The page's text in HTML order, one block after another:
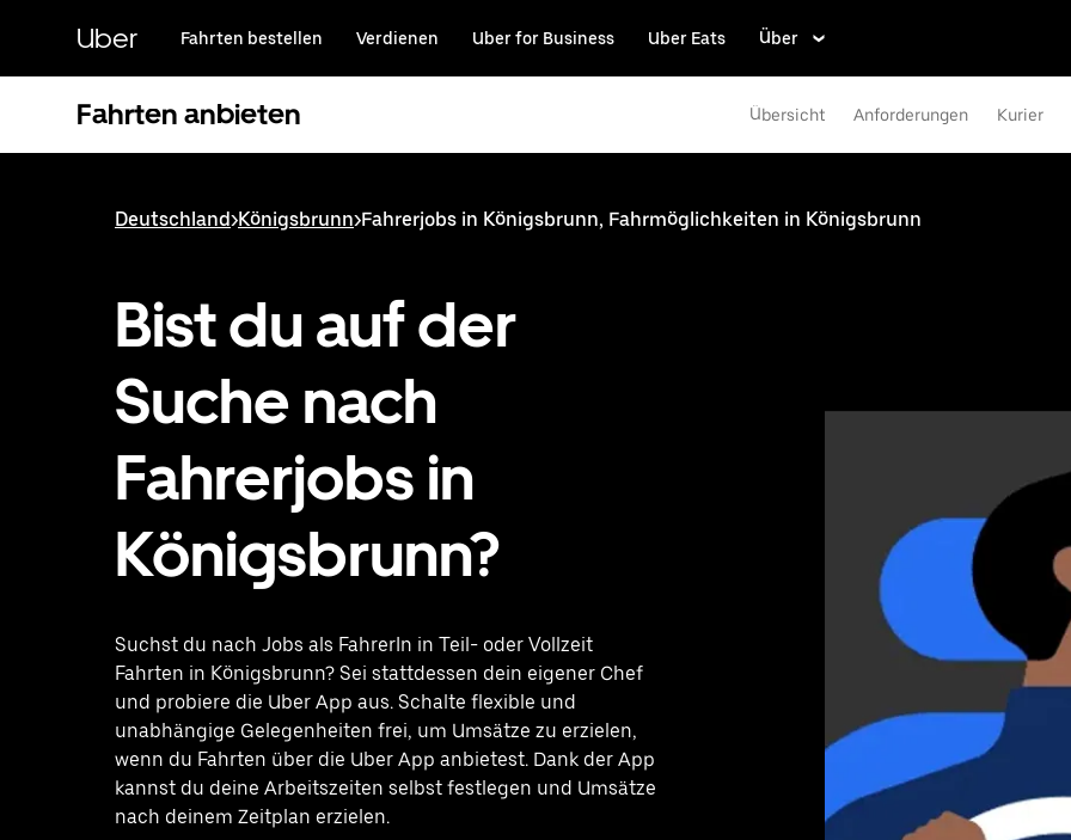
HauptinhaltUber Fahrten bestellen Verdienen Uber for Business Uber Eats Über
Fahrten anbieten Übersicht Anforderungen Kurier
Deutschland>Königsbrunn>Fahrerjobs in Königsbrunn, Fahrmöglichkeiten in Königsbrunn
Bist du auf der
Suche nach
Fahrerjobs in
Königsbrunn?
Suchst du nach Jobs als FahrerIn in Teil- oder Vollzeit
Fahrten in Königsbrunn? Sei stattdessen dein eigener Chef
und probiere die Uber App aus. Schalte flexible und
unabhängige Gelegenheiten frei, um Umsätze zu erzielen,
wenn du Fahrten über die Uber App anbietest. Dank der App
kannst du deine Arbeitszeiten selbst festlegen und Umsätze
nach deinem Zeitplan erzielen.